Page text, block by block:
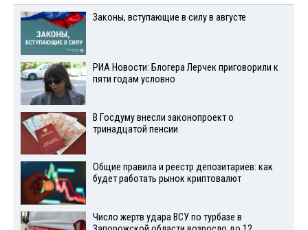
Законы, вступающие в силу в августе
РИА Новости: Блогера Лерчек приговорили к
пяти годам условно
В Госдуму внесли законопроект о
тринадцатой пенсии
Общие правила и реестр депозитариев: как
будет работать рынок криптовалют
Число жертв удара ВСУ по турбазе в